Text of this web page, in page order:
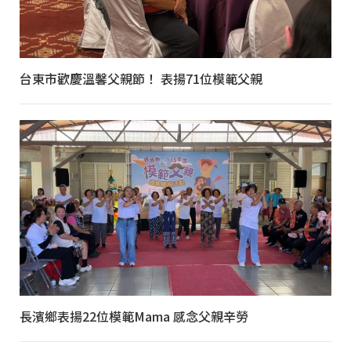
台東市歡慶溫馨父親節！ 表揚71位模範父親
長濱鄉表揚22位模範Mama 感念父親辛勞